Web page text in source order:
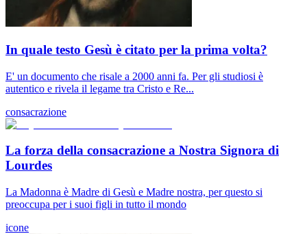
In quale testo Gesù è citato per la prima volta?
E' un documento che risale a 2000 anni fa. Per gli studiosi è
autentico e rivela il legame tra Cristo e Re...
consacrazione
La forza della consacrazione a Nostra Signora di
Lourdes
La Madonna è Madre di Gesù e Madre nostra, per questo si
preoccupa per i suoi figli in tutto il mondo
icone